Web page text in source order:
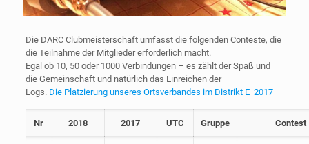
Die DARC Clubmeisterschaft umfasst die folgenden Conteste, die
die Teilnahme der Mitglieder erforderlich macht.
Egal ob 10, 50 oder 1000 Verbindungen – es zählt der Spaß und
die Gemeinschaft und natürlich das Einreichen der
Logs. Die Platzierung unseres Ortsverbandes im Distrikt E 2017
Nr 2018 2017 UTC Gruppe Contest